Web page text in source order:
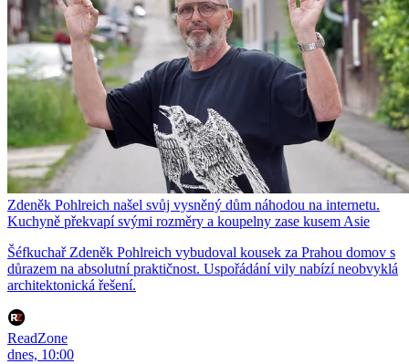
Zdeněk Pohlreich našel svůj vysněný dům náhodou na internetu.
Kuchyně překvapí svými rozměry a koupelny zase kusem Asie
Šéfkuchař Zdeněk Pohlreich vybudoval kousek za Prahou domov s
důrazem na absolutní praktičnost. Uspořádání vily nabízí neobvyklá
architektonická řešení.
ReadZone
dnes, 10:00